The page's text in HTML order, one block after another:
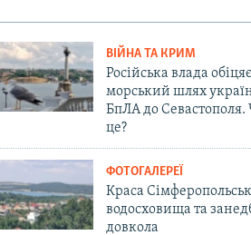
ВІЙНА ТА КРИМ
Російська влада
морський шлях
БпЛА до Севастополя.
це?
ФОТОГАЛЕРЕЇ
Краса
водосховища та
довкола